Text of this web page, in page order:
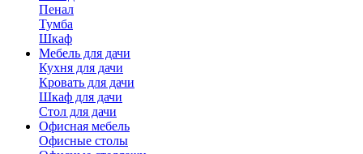
Пенал
Тумба
Шкаф
Мебель для дачи
Кухня для дачи
Кровать для дачи
Шкаф для дачи
Стол для дачи
Офисная мебель
Офисные столы